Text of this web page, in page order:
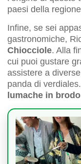
paesi della
Infine, se sei
gastronomiche,
Chiocciole. Alla
cui puoi gustare
assistere a
panda di
lumache in brodo